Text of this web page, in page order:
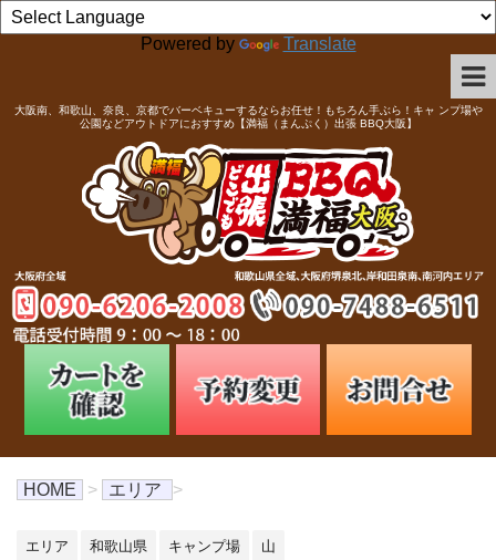
Powered by Translate
大阪南、和歌山、奈良、京都でバーベキューするならお任せ！もちろん手ぶら！キャ ンプ場や
公園などアウトドアにおすすめ【満福（まんぷく）出張 BBQ大阪】
HOME > エリア >
エリア 和歌山県 キャンプ場 山